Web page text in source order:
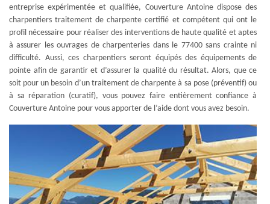
entreprise expérimentée et qualifiée, Couverture Antoine dispose des
charpentiers traitement de charpente certifié et compétent qui ont le
profil nécessaire pour réaliser des interventions de haute qualité et aptes
à assurer les ouvrages de charpenteries dans le 77400 sans crainte ni
difficulté. Aussi, ces charpentiers seront équipés des équipements de
pointe afin de garantir et d’assurer la qualité du résultat. Alors, que ce
soit pour un besoin d’un traitement de charpente à sa pose (préventif) ou
à sa réparation (curatif), vous pouvez faire entièrement confiance à
Couverture Antoine pour vous apporter de l’aide dont vous avez besoin.